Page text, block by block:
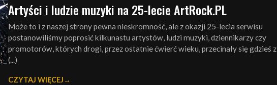
Artyści i ludzie muzyki na 25-lecie ArtRock.PL
Może to i z naszej strony pewna nieskromność, ale z okazji 25-lecia serwisu
postanowiliśmy poprosić kilkunastu artystów, ludzi muzyki, dziennikarzy czy
promotorów, których drogi, przez ostatnie ćwierć wieku, przecinały się gdzieś z
(...)
CZYTAJ WIĘCEJ